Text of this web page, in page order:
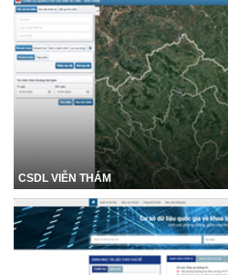
CSDL VIỄN THÁM